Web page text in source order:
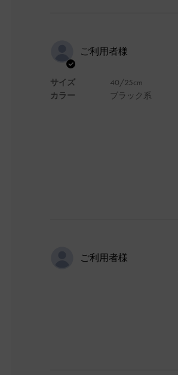
ご利用者様
サイズ
カラー
40/25cm
ブラック系
ご利用者様